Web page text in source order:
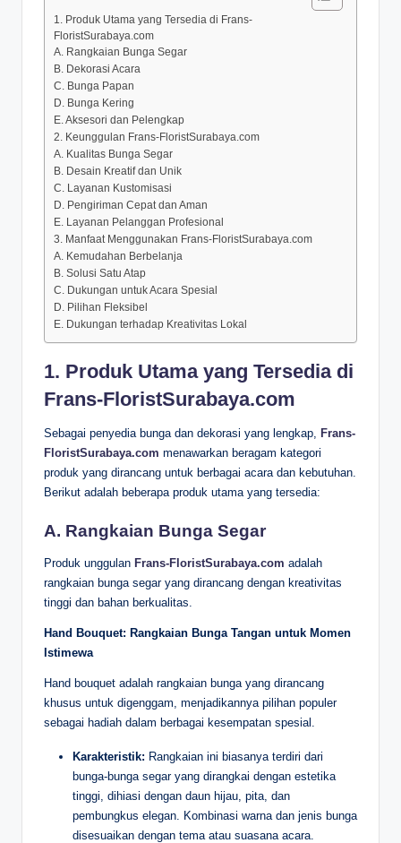
1. Produk Utama yang Tersedia di Frans-
FloristSurabaya.com
A. Rangkaian Bunga Segar
B. Dekorasi Acara
C. Bunga Papan
D. Bunga Kering
E. Aksesori dan Pelengkap
2. Keunggulan Frans-FloristSurabaya.com
A. Kualitas Bunga Segar
B. Desain Kreatif dan Unik
C. Layanan Kustomisasi
D. Pengiriman Cepat dan Aman
E. Layanan Pelanggan Profesional
3. Manfaat Menggunakan Frans-FloristSurabaya.com
A. Kemudahan Berbelanja
B. Solusi Satu Atap
C. Dukungan untuk Acara Spesial
D. Pilihan Fleksibel
E. Dukungan terhadap Kreativitas Lokal
1. Produk Utama yang Tersedia di
Frans-FloristSurabaya.com
Sebagai penyedia bunga dan dekorasi yang lengkap,
Frans-
FloristSurabaya.com menawarkan beragam kategori
produk yang dirancang untuk berbagai acara dan kebutuhan.
Berikut adalah beberapa produk utama yang tersedia:
A. Rangkaian Bunga Segar
Produk unggulan Frans-FloristSurabaya.com adalah
rangkaian bunga segar yang dirancang dengan kreativitas
tinggi dan bahan berkualitas.
Hand Bouquet: Rangkaian Bunga Tangan untuk Momen
Istimewa
Hand bouquet adalah rangkaian bunga yang dirancang
khusus untuk digenggam, menjadikannya pilihan populer
sebagai hadiah dalam berbagai kesempatan spesial.
Karakteristik: Rangkaian ini biasanya terdiri dari
bunga-bunga segar yang dirangkai dengan estetika
tinggi, dihiasi dengan daun hijau, pita, dan
pembungkus elegan. Kombinasi warna dan jenis bunga
disesuaikan dengan tema atau suasana acara.